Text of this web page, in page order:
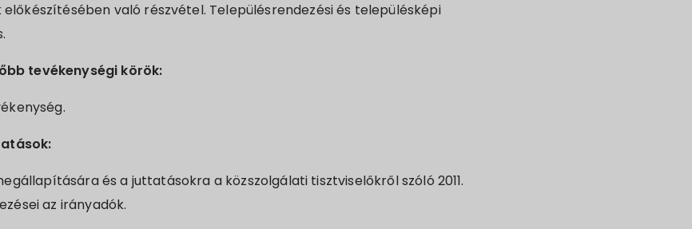
való részvétel. Településrendezési és településképi
tevékenységi körök:
és a juttatásokra a közszolgálati tisztviselőkről szóló 2011.
az irányadók.